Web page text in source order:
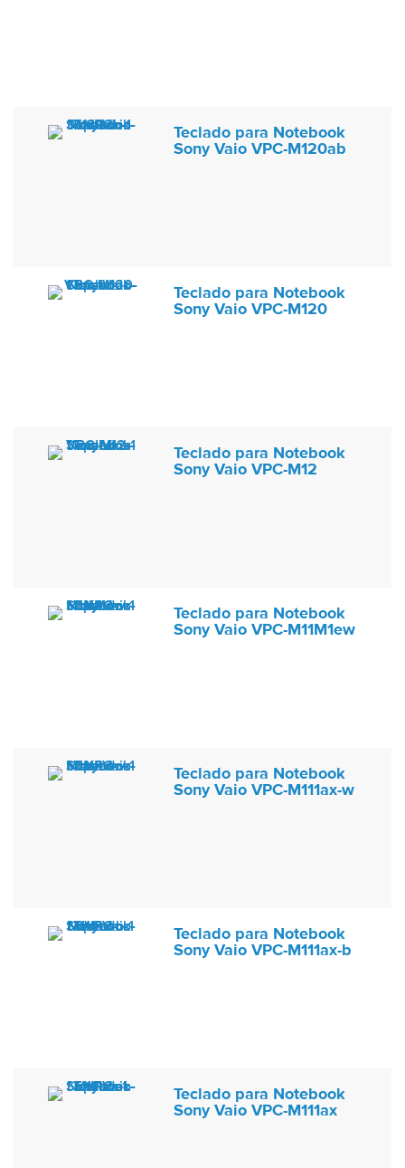
Teclado para Notebook
Sony Vaio VPC-M120ab
Teclado para Notebook
Sony Vaio VPC-M120
Teclado para Notebook
Sony Vaio VPC-M12
Teclado para Notebook
Sony Vaio VPC-M11M1ew
Teclado para Notebook
Sony Vaio VPC-M111ax-w
Teclado para Notebook
Sony Vaio VPC-M111ax-b
Teclado para Notebook
Sony Vaio VPC-M111ax